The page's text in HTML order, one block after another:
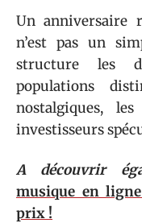
Un anniversaire
n’est pas un
structure les
populations
nostalgiques,
investisseurs
A découvrir
musique en
prix !